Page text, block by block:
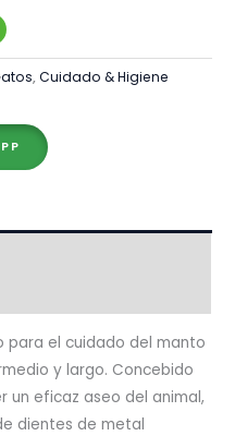
,Cuidado & Higiene
para el cuidado del manto
y largo. Concebido
un eficaz aseo del animal,
dientes de metal